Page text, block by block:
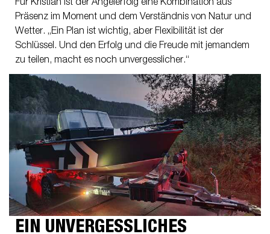
Für Kristian ist der Angelerfolg eine Kombination aus
Präsenz im Moment und dem Verständnis von Natur und
Wetter. „Ein Plan ist wichtig, aber Flexibilität ist der
Schlüssel. Und den Erfolg und die Freude mit jemandem
zu teilen, macht es noch unvergesslicher.“
EIN UNVERGESSLICHES